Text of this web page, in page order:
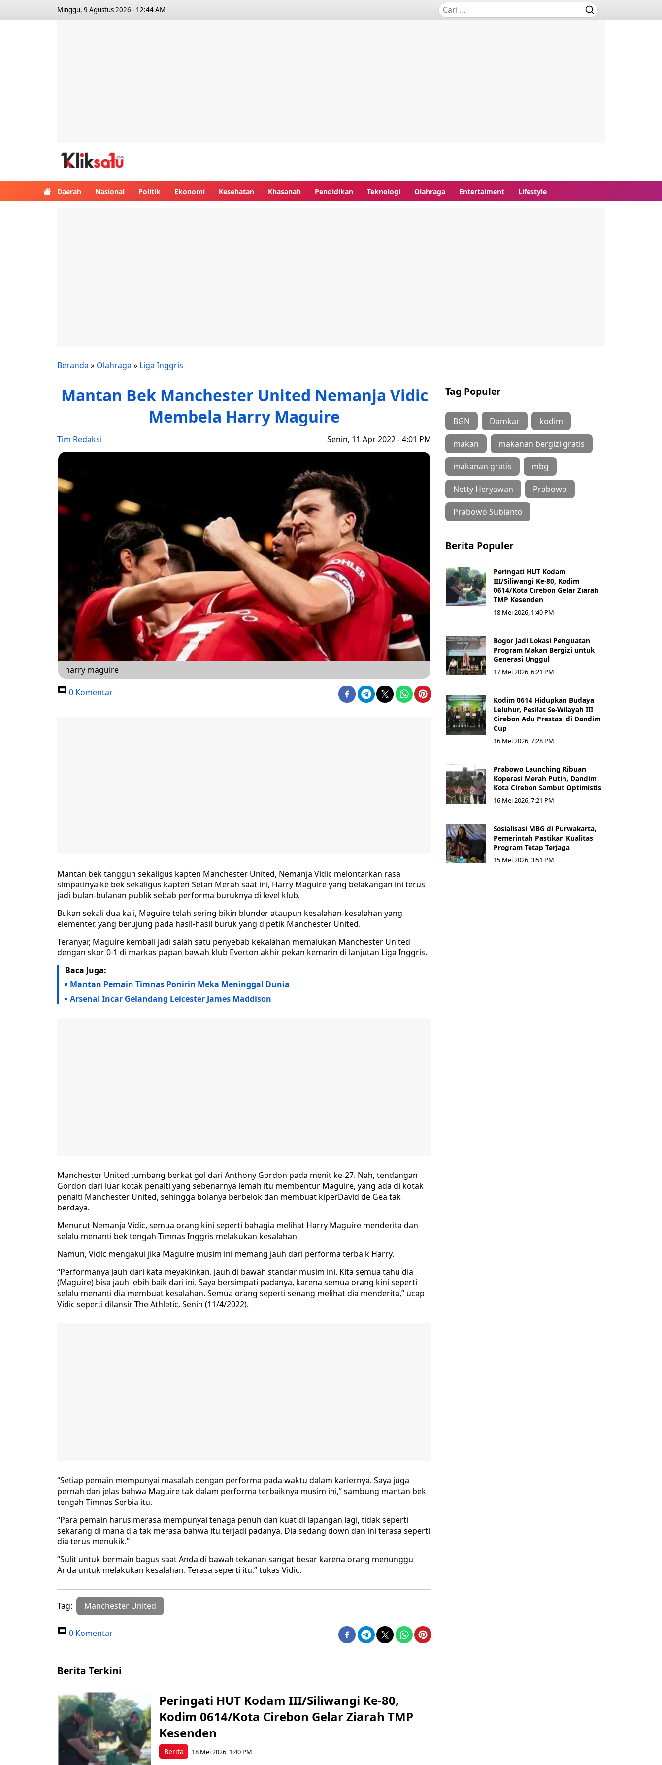
Minggu, 9 Agustus 2026 - 12:44 AM
Daerah Nasional Politik Ekonomi Kesehatan Khasanah Pendidikan Teknologi Olahraga Entertaiment Lifestyle
Beranda » Olahraga » Liga Inggris
Mantan Bek Manchester United Nemanja Vidic
Membela Harry Maguire
Tim Redaksi Senin, 11 Apr 2022 - 4:01 PM
harry maguire
0 Komentar
Mantan bek tangguh sekaligus kapten Manchester United, Nemanja Vidic melontarkan rasa
simpatinya ke bek sekaligus kapten Setan Merah saat ini, Harry Maguire yang belakangan ini terus
jadi bulan-bulanan publik sebab performa buruknya di level klub.
Bukan sekali dua kali, Maguire telah sering bikin blunder ataupun kesalahan-kesalahan yang
elementer, yang berujung pada hasil-hasil buruk yang dipetik Manchester United.
Teranyar, Maguire kembali jadi salah satu penyebab kekalahan memalukan Manchester United
dengan skor 0-1 di markas papan bawah klub Everton akhir pekan kemarin di lanjutan Liga Inggris.
Baca Juga:
Mantan Pemain Timnas Ponirin Meka Meninggal Dunia
Arsenal Incar Gelandang Leicester James Maddison
Manchester United tumbang berkat gol dari Anthony Gordon pada menit ke-27. Nah, tendangan
Gordon dari luar kotak penalti yang sebenarnya lemah itu membentur Maguire, yang ada di kotak
penalti Manchester United, sehingga bolanya berbelok dan membuat kiperDavid de Gea tak
berdaya.
Menurut Nemanja Vidic, semua orang kini seperti bahagia melihat Harry Maguire menderita dan
selalu menanti bek tengah Timnas Inggris melakukan kesalahan.
Namun, Vidic mengakui jika Maguire musim ini memang jauh dari performa terbaik Harry.
“Performanya jauh dari kata meyakinkan, jauh di bawah standar musim ini. Kita semua tahu dia
(Maguire) bisa jauh lebih baik dari ini. Saya bersimpati padanya, karena semua orang kini seperti
selalu menanti dia membuat kesalahan. Semua orang seperti senang melihat dia menderita,” ucap
Vidic seperti dilansir The Athletic, Senin (11/4/2022).
“Setiap pemain mempunyai masalah dengan performa pada waktu dalam kariernya. Saya juga
pernah dan jelas bahwa Maguire tak dalam performa terbaiknya musim ini,” sambung mantan bek
tengah Timnas Serbia itu.
“Para pemain harus merasa mempunyai tenaga penuh dan kuat di lapangan lagi, tidak seperti
sekarang di mana dia tak merasa bahwa itu terjadi padanya. Dia sedang down dan ini terasa seperti
dia terus menukik.”
“Sulit untuk bermain bagus saat Anda di bawah tekanan sangat besar karena orang menunggu
Anda untuk melakukan kesalahan. Terasa seperti itu,” tukas Vidic.
Tag: Manchester United
0 Komentar
Tag Populer
BGN Damkar kodim
makan makanan bergizi gratis
makanan gratis mbg
Netty Heryawan Prabowo
Prabowo Subianto
Berita Populer
Peringati HUT Kodam
III/Siliwangi Ke-80, Kodim
0614/Kota Cirebon Gelar Ziarah
TMP Kesenden
18 Mei 2026, 1:40 PM
Bogor Jadi Lokasi Penguatan
Program Makan Bergizi untuk
Generasi Unggul
17 Mei 2026, 6:21 PM
Kodim 0614 Hidupkan Budaya
Leluhur, Pesilat Se-Wilayah III
Cirebon Adu Prestasi di Dandim
Cup
16 Mei 2026, 7:28 PM
Prabowo Launching Ribuan
Koperasi Merah Putih, Dandim
Kota Cirebon Sambut Optimistis
16 Mei 2026, 7:21 PM
Sosialisasi MBG di Purwakarta,
Pemerintah Pastikan Kualitas
Program Tetap Terjaga
15 Mei 2026, 3:51 PM
Berita Terkini
Berita
Peringati HUT Kodam III/Siliwangi Ke-80,
Kodim 0614/Kota Cirebon Gelar Ziarah TMP
Kesenden
18 Mei 2026, 1:40 PM